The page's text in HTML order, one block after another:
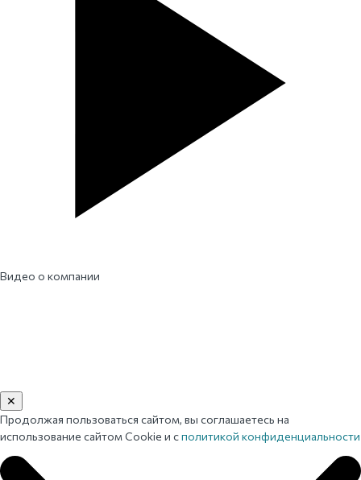
Видео о компании
✕
Продолжая пользоваться сайтом, вы соглашаетесь на
использование сайтом Cookie и сполитикой конфиденциальности